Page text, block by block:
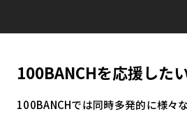
100BANCHを応援した
100BANCHでは同時多発的に様々